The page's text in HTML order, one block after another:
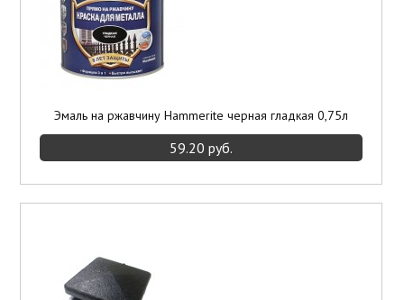
Эмаль на ржавчину Hammerite черная гладкая 0,75л
59.20 руб.